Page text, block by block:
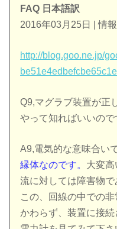
FAQ 日本語訳
2016年03月25日 | 情報
http://blog.goo.ne.jp/
Q9,マグラブ装置が正
やって知ればいいので
A9,電気的な意味合い
縁体なのです。 大変
流に対しては障害物で
この、回線の中での
かわらず、装置に接続